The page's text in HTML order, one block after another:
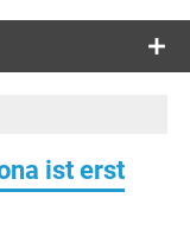
ist erst